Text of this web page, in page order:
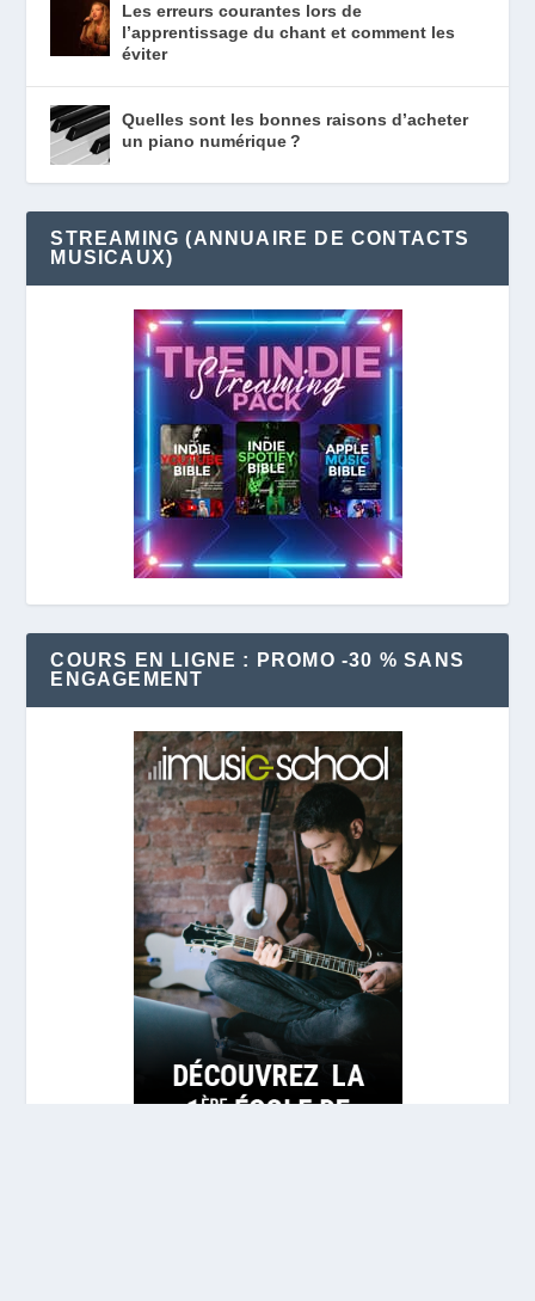
Les erreurs courantes lors de
l’apprentissage du chant et comment les
éviter
Quelles sont les bonnes raisons d’acheter
un piano numérique ?
STREAMING (ANNUAIRE DE CONTACTS
MUSICAUX)
COURS EN LIGNE : PROMO -30 % SANS
ENGAGEMENT